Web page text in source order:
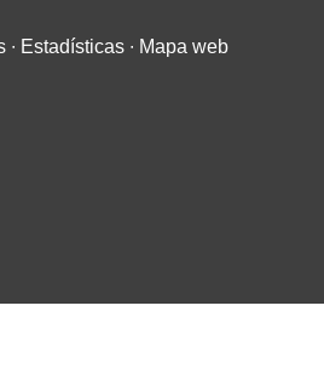
∙ Estadísticas ∙ Mapa web